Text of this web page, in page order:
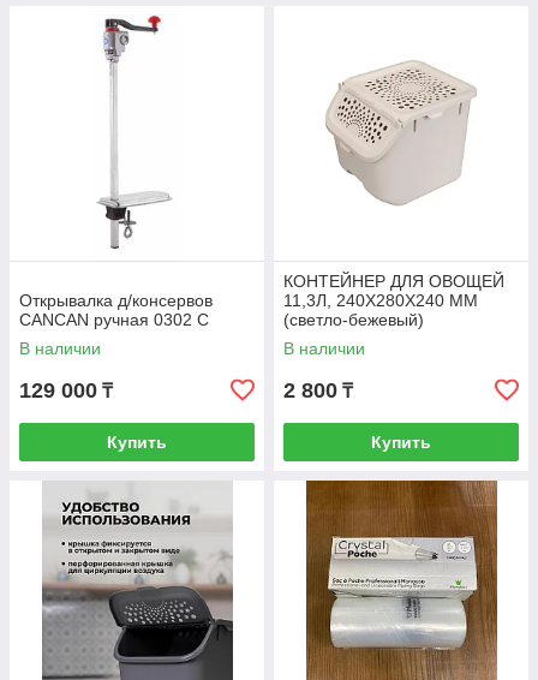
Открывалка д/консервов
CANCAN ручная 0302 С
В наличии
129 000 ₸
Купить
КОНТЕЙНЕР ДЛЯ ОВОЩЕЙ
11,3Л, 240Х280Х240 ММ
(светло-бежевый)
В наличии
2 800 ₸
Купить